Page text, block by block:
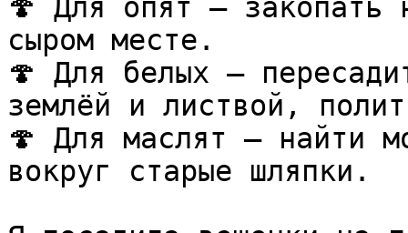
🍄 Для опят — закопать
сыром месте.
🍄 Для белых —
землёй и листвой,
🍄 Для маслят — найти
вокруг старые шляпки.